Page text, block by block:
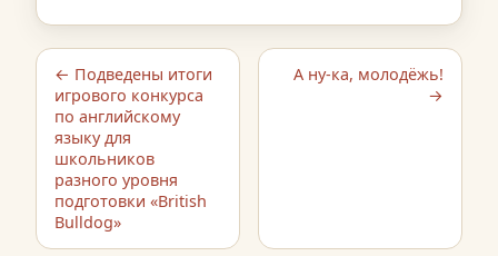
← Подведены итоги
игрового конкурса
по английскому
языку для
школьников
разного уровня
подготовки «British
Bulldog»
А ну-ка, молодёжь!
→